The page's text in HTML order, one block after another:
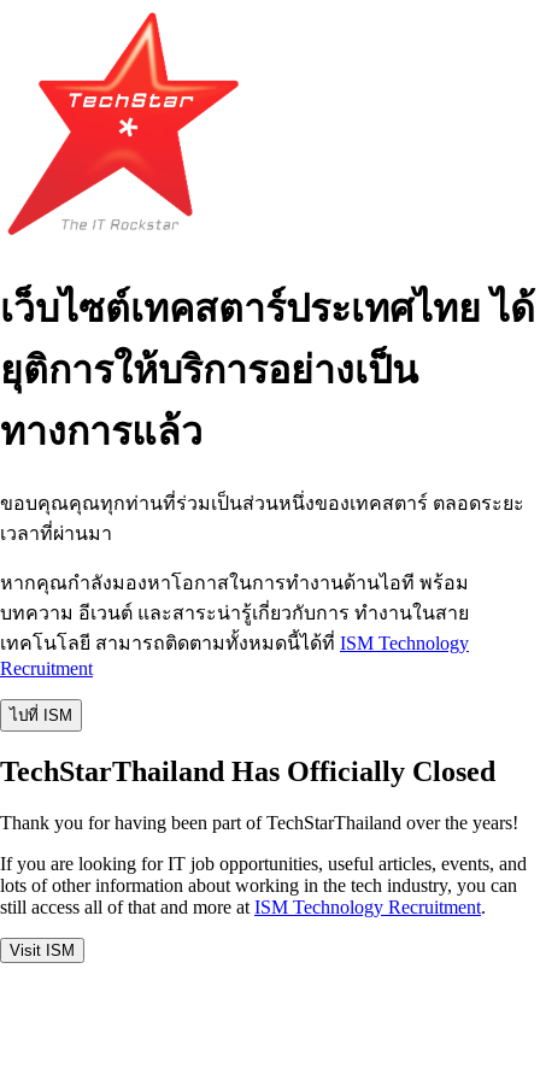
เว็บไซต์เทคสตาร์ประเทศไทย ได้
ยุติการให้บริการอย่างเป็น
ทางการแล้ว
ขอบคุณคุณทุกท่านที่ร่วมเป็นส่วนหนึ่งของเทคสตาร์ ตลอดระยะ
เวลาที่ผ่านมา
หากคุณกำลังมองหาโอกาสในการทำงานด้านไอที พร้อม
บทความ อีเวนต์ และสาระน่ารู้เกี่ยวกับการ ทำงานในสาย
เทคโนโลยี สามารถติดตามทั้งหมดนี้ได้ที่ ISM Technology
Recruitment
ไปที่ ISM
TechStarThailand Has Officially Closed
Thank you for having been part of TechStarThailand over the years!
If you are looking for IT job opportunities, useful articles, events, and
lots of other information about working in the tech industry, you can
still access all of that and more at ISM Technology Recruitment.
Visit ISM